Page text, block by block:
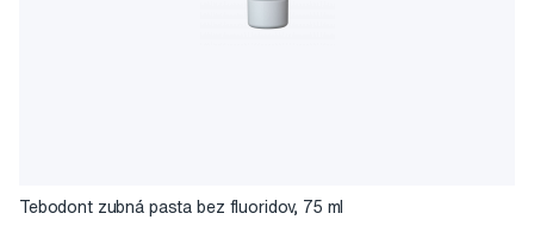
Tebodont zubná pasta bez fluoridov, 75 ml